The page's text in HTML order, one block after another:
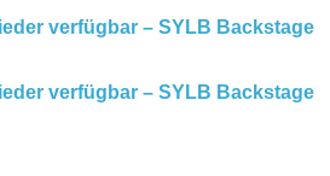
verfügbar – SYLB Backstage
verfügbar – SYLB Backstage